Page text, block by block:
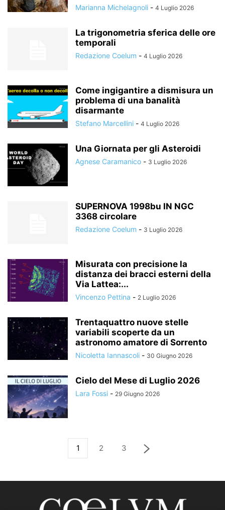
Marianna Michelagnoli - 4 Luglio 2026
La trigonometria sferica delle ore
temporali
Redazione Coelum - 4 Luglio 2026
Come ingigantire a dismisura un
problema di una banalità
disarmante
Stefano Marcellini - 4 Luglio 2026
Una Giornata per gli Asteroidi
Agnese Caramanico - 3 Luglio 2026
SUPERNOVA 1998bu IN NGC
3368 circolare
Redazione Coelum - 3 Luglio 2026
Misurata con precisione la
distanza dei bracci esterni della
Via Lattea:...
Vincenzo Pettina - 2 Luglio 2026
Trentaquattro nuove stelle
variabili scoperte da un
astronomo amatore di Sorrento
Nicoletta Iannascoli - 30 Giugno 2026
Cielo del Mese di Luglio 2026
Lara Fossi - 29 Giugno 2026
1 2 3